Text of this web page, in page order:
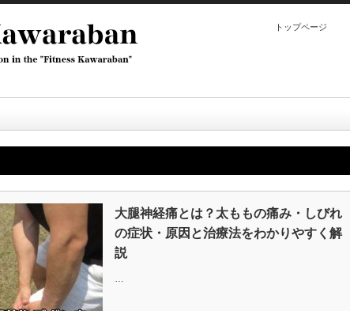
トップページ
大腿神経痛とは？太ももの痛み・しびれ
の症状・原因と治療法をわかりやすく解
説
…